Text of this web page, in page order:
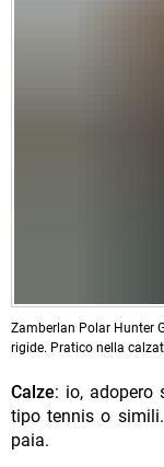
Zamberlan Polar Hunter
rigide. Pratico nella
Calze: io, adopero
tipo tennis o
paia.